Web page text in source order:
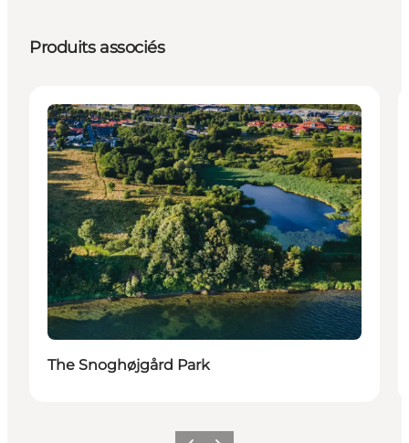
Produits associés
Attractions
The Snoghøjgård Park